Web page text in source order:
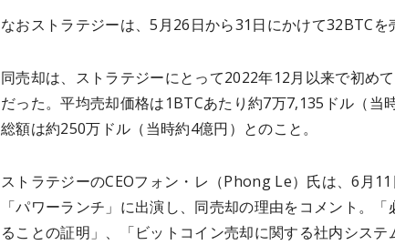
なおストラテジーは、5月26日から31日にかけて32BTCを
同売却は、ストラテジーにとって2022年12月以来で初め
だった。平均売却価格は1BTCあたり約7万7,135ドル（当
総額は約250万ドル（当時約4億円）とのこと。
ストラテジーのCEOフォン・レ（Phong Le）氏は、6月
「パワーランチ」に出演し、同売却の理由をコメント。「
ることの証明」、「ビットコイン売却に関する社内システ